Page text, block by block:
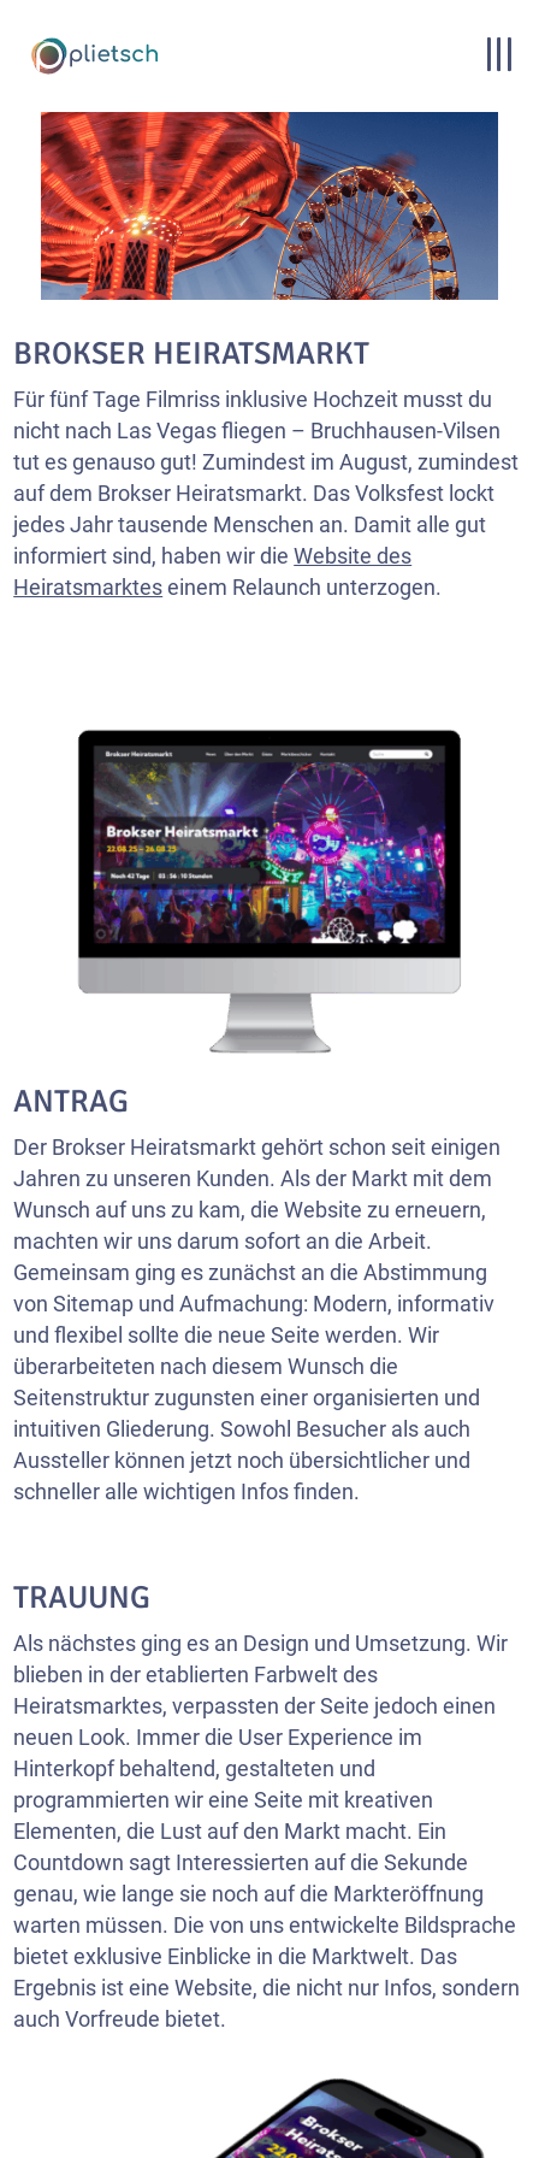
BROKSER HEIRATSMARKT
Für fünf Tage Filmriss inklusive Hochzeit musst du
nicht nach Las Vegas fliegen – Bruchhausen-Vilsen
tut es genauso gut! Zumindest im August, zumindest
auf dem Brokser Heiratsmarkt. Das Volksfest lockt
jedes Jahr tausende Menschen an. Damit alle gut
informiert sind, haben wir dieWebsite des
Heiratsmarkteseinem Relaunch unterzogen.
ANTRAG
Der Brokser Heiratsmarkt gehört schon seit einigen
Jahren zu unseren Kunden. Als der Markt mit dem
Wunsch auf uns zu kam, die Website zu erneuern,
machten wir uns darum sofort an die Arbeit.
Gemeinsam ging es zunächst an die Abstimmung
von Sitemap und Aufmachung: Modern, informativ
und flexibel sollte die neue Seite werden. Wir
überarbeiteten nach diesem Wunsch die
Seitenstruktur zugunsten einer organisierten und
intuitiven Gliederung. Sowohl Besucher als auch
Aussteller können jetzt noch übersichtlicher und
schneller alle wichtigen Infos finden.
TRAUUNG
Als nächstes ging es an Design und Umsetzung. Wir
blieben in der etablierten Farbwelt des
Heiratsmarktes, verpassten der Seite jedoch einen
neuen Look. Immer die User Experience im
Hinterkopf behaltend, gestalteten und
programmierten wir eine Seite mit kreativen
Elementen, die Lust auf den Markt macht. Ein
Countdown sagt Interessierten auf die Sekunde
genau, wie lange sie noch auf die Markteröffnung
warten müssen. Die von uns entwickelte Bildsprache
bietet exklusive Einblicke in die Marktwelt. Das
Ergebnis ist eine Website, die nicht nur Infos, sondern
auch Vorfreude bietet.